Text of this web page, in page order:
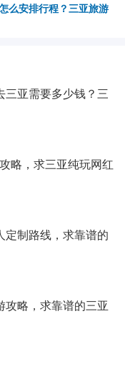
么安排行程？三亚旅游
三亚需要多少钱？三
略，求三亚纯玩网红
定制路线，求靠谱的
略，求靠谱的三亚